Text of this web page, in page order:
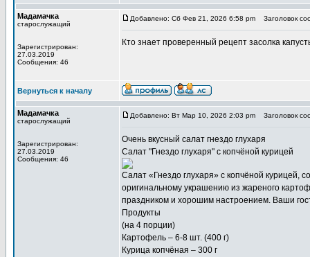
Мадамачка
старослужащий
Зарегистрирован:
27.03.2019
Сообщения: 46
Добавлено: Сб Фев 21, 2026 6:58 pm Заголовок
Кто знает проверенный рецепт засолка
Вернуться к началу
Мадамачка
старослужащий
Зарегистрирован:
27.03.2019
Сообщения: 46
Добавлено: Вт Мар 10, 2026 2:03 pm Заголовок
Очень вкусный салат гнездо глухаря
Салат "Гнездо глухаря" с копчёной курицей
Салат «Гнездо глухаря» с копчёной
оригинальному украшению из жареного
праздником и хорошим настроением. Ваши
Продукты
(на 4 порции)
Картофель – 6-8 шт. (400 г)
Курица копчёная – 300 г